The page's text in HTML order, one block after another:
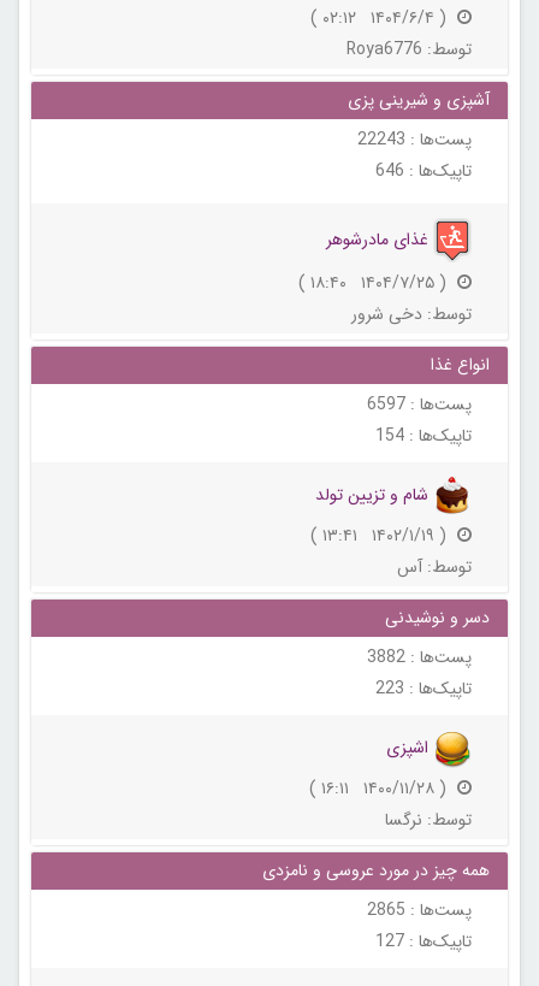
( ۱۴۰۴/۶/۴ ۰۲:۱۲ )
توسط: Roya6776
آشپزی و شیرینی پزی
پست‌ها : 22243
تاپیک‌ها : 646
غذای مادرشوهر
( ۱۴۰۴/۷/۲۵ ۱۸:۴۰ )
توسط: دخی شرور
انواع غذا
پست‌ها : 6597
تاپیک‌ها : 154
شام و تزیین تولد
( ۱۴۰۲/۱/۱۹ ۱۳:۴۱ )
توسط: آس
دسر و نوشیدنی
پست‌ها : 3882
تاپیک‌ها : 223
اشپزی
( ۱۴۰۰/۱۱/۲۸ ۱۶:۱۱ )
توسط: نرگسا
همه چیز در مورد عروسی و نامزدی
پست‌ها : 2865
تاپیک‌ها : 127